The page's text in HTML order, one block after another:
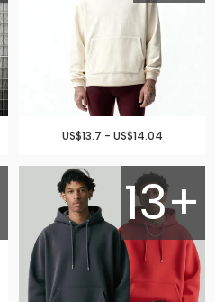
US$13.7 - US$14.04
13+